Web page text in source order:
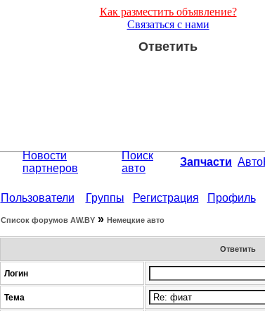
Как разместить объявление?
Связаться с нами
Ответить
Новости
партнеров
Поиск
авто
Запчасти
Пользователи Группы Регистрация Профиль
Список форумов АW.BY» Немецкие авто
Ответить
Логин
Тема